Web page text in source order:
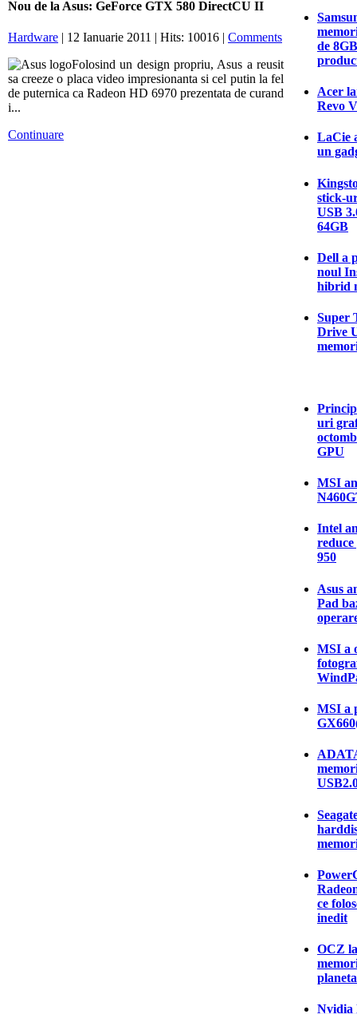
Nou de la Asus: GeForce GTX 580 DirectCU II
Hardware | 12 Ianuarie 2011 | Hits: 10016 | Comments
Folosind un design propriu, Asus a reusit
sa creeze o placa video impresionanta si cel putin la fel
de puternica ca Radeon HD 6970 prezentata de curand
i...
Continuare
de
Acer
Revo
LaCie
un
stick-
USB
64GB
Dell a
noul
hibrid
Super
Drive
uri
GPU
MSI
Intel
950
Asus
Pad
MSI a
MSI a
ce
inedit
OCZ
planeta
Nvidia